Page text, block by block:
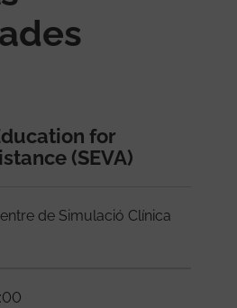
for
(SEVA)
de Simulació Clínica